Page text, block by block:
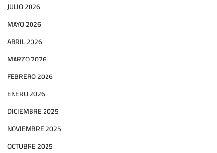
JULIO 2026
MAYO 2026
ABRIL 2026
MARZO 2026
FEBRERO 2026
ENERO 2026
DICIEMBRE 2025
NOVIEMBRE 2025
OCTUBRE 2025